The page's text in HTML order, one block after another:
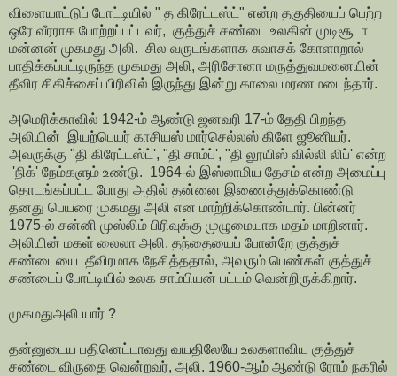
விளையாட்டுப் போட்டியில் " த கிரேட்டஸ்ட்" என்ற தகுதியைப் பெற்ற
ஒரே வீரராக போற்றப்பட்டவர், குத்துச் சண்டை உலகின் முடிசூடா
மன்னன் முகமது அலி. சில வருடங்களாக சுவாசக் கோளாறால்
பாதிக்கப்பட்டிருந்த முகமது அலி, அரிசோனா மருத்துவமனையின்
தீவிர சிகிச்சைப் பிரிவில் இருந்து இன்று காலை மரணமடைந்தார்.
அமெரிக்காவில் 1942-ம் ஆண்டு ஜனவரி 17-ம் தேதி பிறந்த
அலியின் இயற்பெயர் காசியஸ் மார்செல்லஸ் கிளே ஜூனியர்.
அவருக்கு "தி கிரேட்டஸ்ட்', "தி சாம்ப்', "தி லூயிஸ் வில்லி லிப்' என்ற
'நிக்' நேம்களும் உண்டு. 1964-ல் இஸ்லாமிய தேசம் என்ற அமைப்பு
தொடங்கப்பட்ட போது அதில் தன்னை இணைத்துக்கொண்டு
தனது பெயரை முகமது அலி என மாற்றிக்கொண்டார். பின்னர்
1975-ல் சன்னி முஸ்லிம் பிரிவுக்கு முழுமையாக மதம் மாறினார்.
அலியின் மகள் லைலா அலி, தந்தையைப் போன்றே குத்துச்
சண்டையை தீவிரமாக நேசித்ததால், அவரும் பெண்கள் குத்துச்
சண்டைப் போட்டியில் உலக சாம்பியன் பட்டம் வென்றிருக்கிறார்.
முகமதுஅலி யார் ?
தன்னுடைய பதினெட்டாவது வயதிலேயே உலகளாவிய குத்துச்
சண்டை விருதை வென்றவர், அலி. 1960-ஆம் ஆண்டு ரோம் நகரில்